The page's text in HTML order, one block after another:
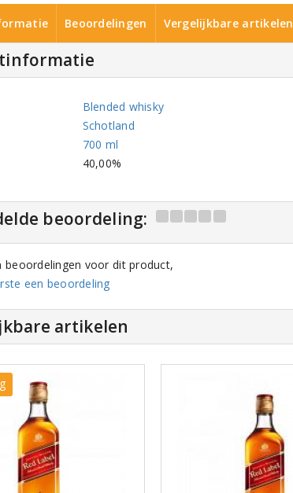
Beoordelingen Vergelijkbare artikelen
Blended whisky
Schotland
700 ml
40,00%
beoordeling:
beoordelingen voor dit product,
een beoordeling
artikelen